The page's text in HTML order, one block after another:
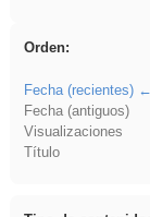
Orden:
Fecha (recientes)
Fecha (antiguos)
Visualizaciones
Título